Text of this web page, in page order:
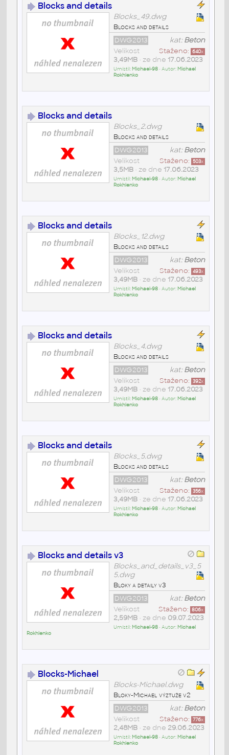
Blocks and details
Blocks_49.dwg
Blocks and details
kat:Beton
DWG2013
Staženo: 640x
Velikost
3,49MB• ze dne 17.06.2023
Umístil: Michael-98• Autor: Michael
Rokhlenko
Blocks and details
Blocks_2.dwg
Blocks and details
kat:Beton
DWG2013
Staženo: 503x
Velikost
3,5MB• ze dne 17.06.2023
Umístil: Michael-98• Autor: Michael
Rokhlenko
Blocks and details
Blocks_12.dwg
Blocks and details
kat:Beton
DWG2013
Staženo: 493x
Velikost
3,49MB• ze dne 17.06.2023
Umístil: Michael-98• Autor: Michael
Rokhlenko
Blocks and details
Blocks_4.dwg
Blocks and details
kat:Beton
DWG2013
Staženo: 392x
Velikost
3,49MB• ze dne 17.06.2023
Umístil: Michael-98• Autor: Michael
Rokhlenko
Blocks and details
Blocks_5.dwg
Blocks and details
kat:Beton
DWG2013
Staženo: 356x
Velikost
3,49MB• ze dne 17.06.2023
Umístil: Michael-98• Autor: Michael
Rokhlenko
Blocks and details v3
Blocks_and_details_v3_5
5.dwg
Bloky a detaily v3
kat:Beton
DWG2013
Staženo: 806x
Velikost
2,59MB• ze dne 09.07.2023
Umístil: Michael-98• Autor: Michael
Rokhlenko
Blocks-Michael
Blocks-Michael.dwg
Bloky-Michael výztuže v2
kat:Beton
DWG2013
Staženo: 776x
Velikost
2,48MB• ze dne 29.06.2023
Umístil: Michael-98• Autor: Michael
Rokhlenko